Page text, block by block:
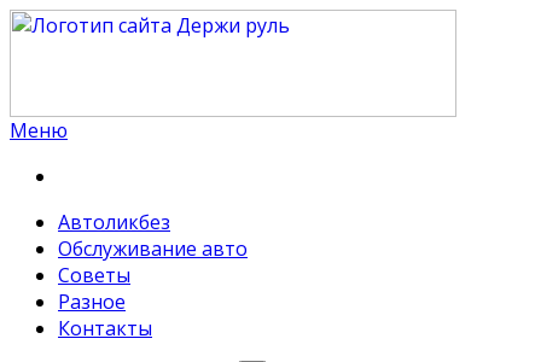
Меню
Автоликбез
Обслуживание авто
Советы
Разное
Контакты